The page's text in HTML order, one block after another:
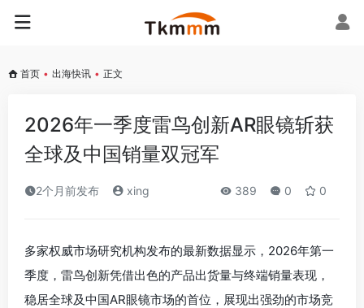
首页 • 出海快讯 • 正文
2026年一季度雷鸟创新AR眼镜斩获
全球及中国销量双冠军
2个月前发布 xing 389 0 0
多家权威市场研究机构发布的最新数据显示，2026年第一
季度，雷鸟创新凭借出色的产品出货量与终端销量表现，
稳居全球及中国AR眼镜市场的首位，展现出强劲的市场竞